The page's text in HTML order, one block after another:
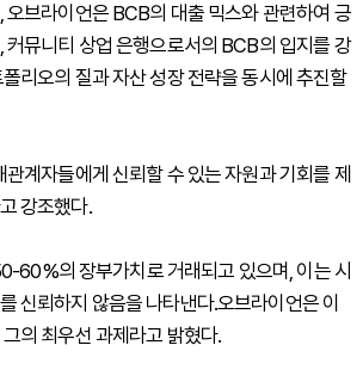
오브라이언은 BCB의 대출 믹스와 관련하여 긍
커뮤니티 상업 은행으로서의 BCB의 입지를 강
리오의 질과 자산 성장 전략을 동시에 추진할
계자들에게 신뢰할 수 있는 자원과 기회를 제
강조했다.
60%의 장부가치로 거래되고 있으며, 이는 시
신뢰하지 않음을 나타낸다.오브라이언은 이
의 최우선 과제라고 밝혔다.